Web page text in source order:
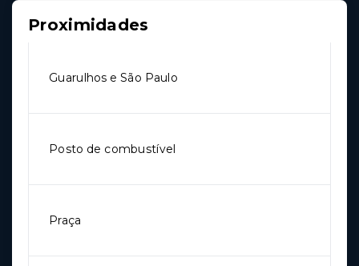
Proximidades
Guarulhos e São Paulo
Posto de combustível
Praça